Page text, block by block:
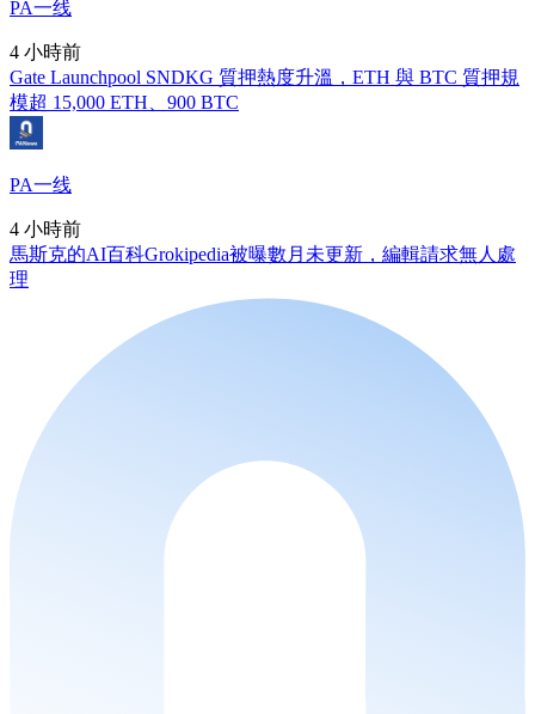
PA一线
4 小時前
Gate Launchpool SNDKG 質押熱度升溫，ETH 與 BTC 質押規
模超 15,000 ETH、900 BTC
PA一线
4 小時前
馬斯克的AI百科Grokipedia被曝數月未更新，編輯請求無人處
理